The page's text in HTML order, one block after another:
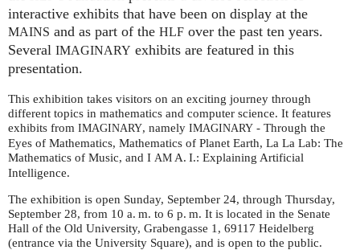
interactive exhibits that have been on display at the
MAINS and as part of the HLF over the past ten years.
Several IMAGINARY exhibits are featured in this
presentation.
This exhibition takes visitors on an exciting journey through
different topics in mathematics and computer science. It features
exhibits from IMAGINARY, namely IMAGINARY - Through the
Eyes of Mathematics, Mathematics of Planet Earth, La La Lab: The
Mathematics of Music, and I AM A. I.: Explaining Artificial
Intelligence.
The exhibition is open Sunday, September 24, through Thursday,
September 28, from 10 a. m. to 6 p. m. It is located in the Senate
Hall of the Old University, Grabengasse 1, 69117 Heidelberg
(entrance via the University Square), and is open to the public.